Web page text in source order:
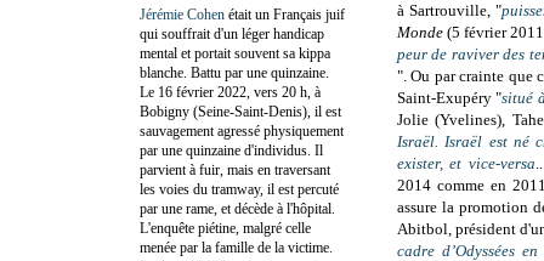
à Sartrouville, "
Monde(5 février
peur de raviver des
". Ou par crainte que
Saint-Exupéry "situé
Jolie (Yvelines),
Israël. Israël est né
exister, et vice-versa
2014 comme en
assure la promotion
Abitbol, président
cadre d’Odyssées
Jérémie Cohen était un Français juif
qui souffrait d'un léger handicap
mental et portait souvent sa kippa
blanche. Battu par une quinzaine.
Le 16 février 2022, vers 20 h, à
Bobigny (Seine-Saint-Denis), il est
sauvagement agressé physiquement
par une quinzaine d'individus. Il
parvient à fuir, mais en traversant
les voies du tramway, il est percuté
par une rame, et décède à l'hôpital.
L'enquête piétine, malgré celle
menée par la famille de la victime.